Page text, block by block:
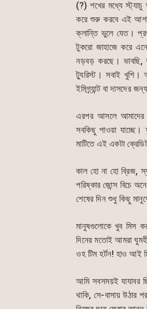
(?) শখের মধ্যে স্ট্যাচু
করে শুরু করবে এই আশায়
ক্লান্তি ভুলে যেত।
টুকরো জাহাজে করে
নড়বড় করছে। ভাবছি,
ট্যুরিস্ট। সবাই খুশি।
ইমিগ্র্যান্ট বা
এরপর আসলে আমাদের
সবকিছু পাওয়া যাচ্ছে।
মাটিতে এই একটা
কাল হো না হো ব্রিজ,
পরিষ্কার জোন্স বিচে
শেষের দিন শুধু কিছু
মানুষগুলোকে খুব মিস
দিনের মতোই আমরা
ওহ টিম হর্টন! হাও আই
আমি সবসময়ই যাযাবর
থাকি, সে-বাসায়